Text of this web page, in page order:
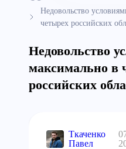
Недовольство
четырех российских
Недовольство
максимально в
российских
Ткаченко
Павел